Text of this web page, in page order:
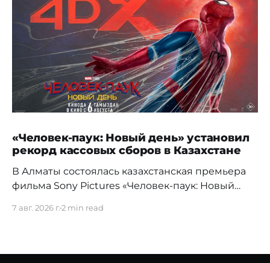
«Человек-паук: Новый день» установил
рекорд кассовых сборов в Казахстане
В Алматы состоялась казахстанская премьера
фильма Sony Pictures «Человек-паук: Новый
7 авг. 2026 г.2 min read